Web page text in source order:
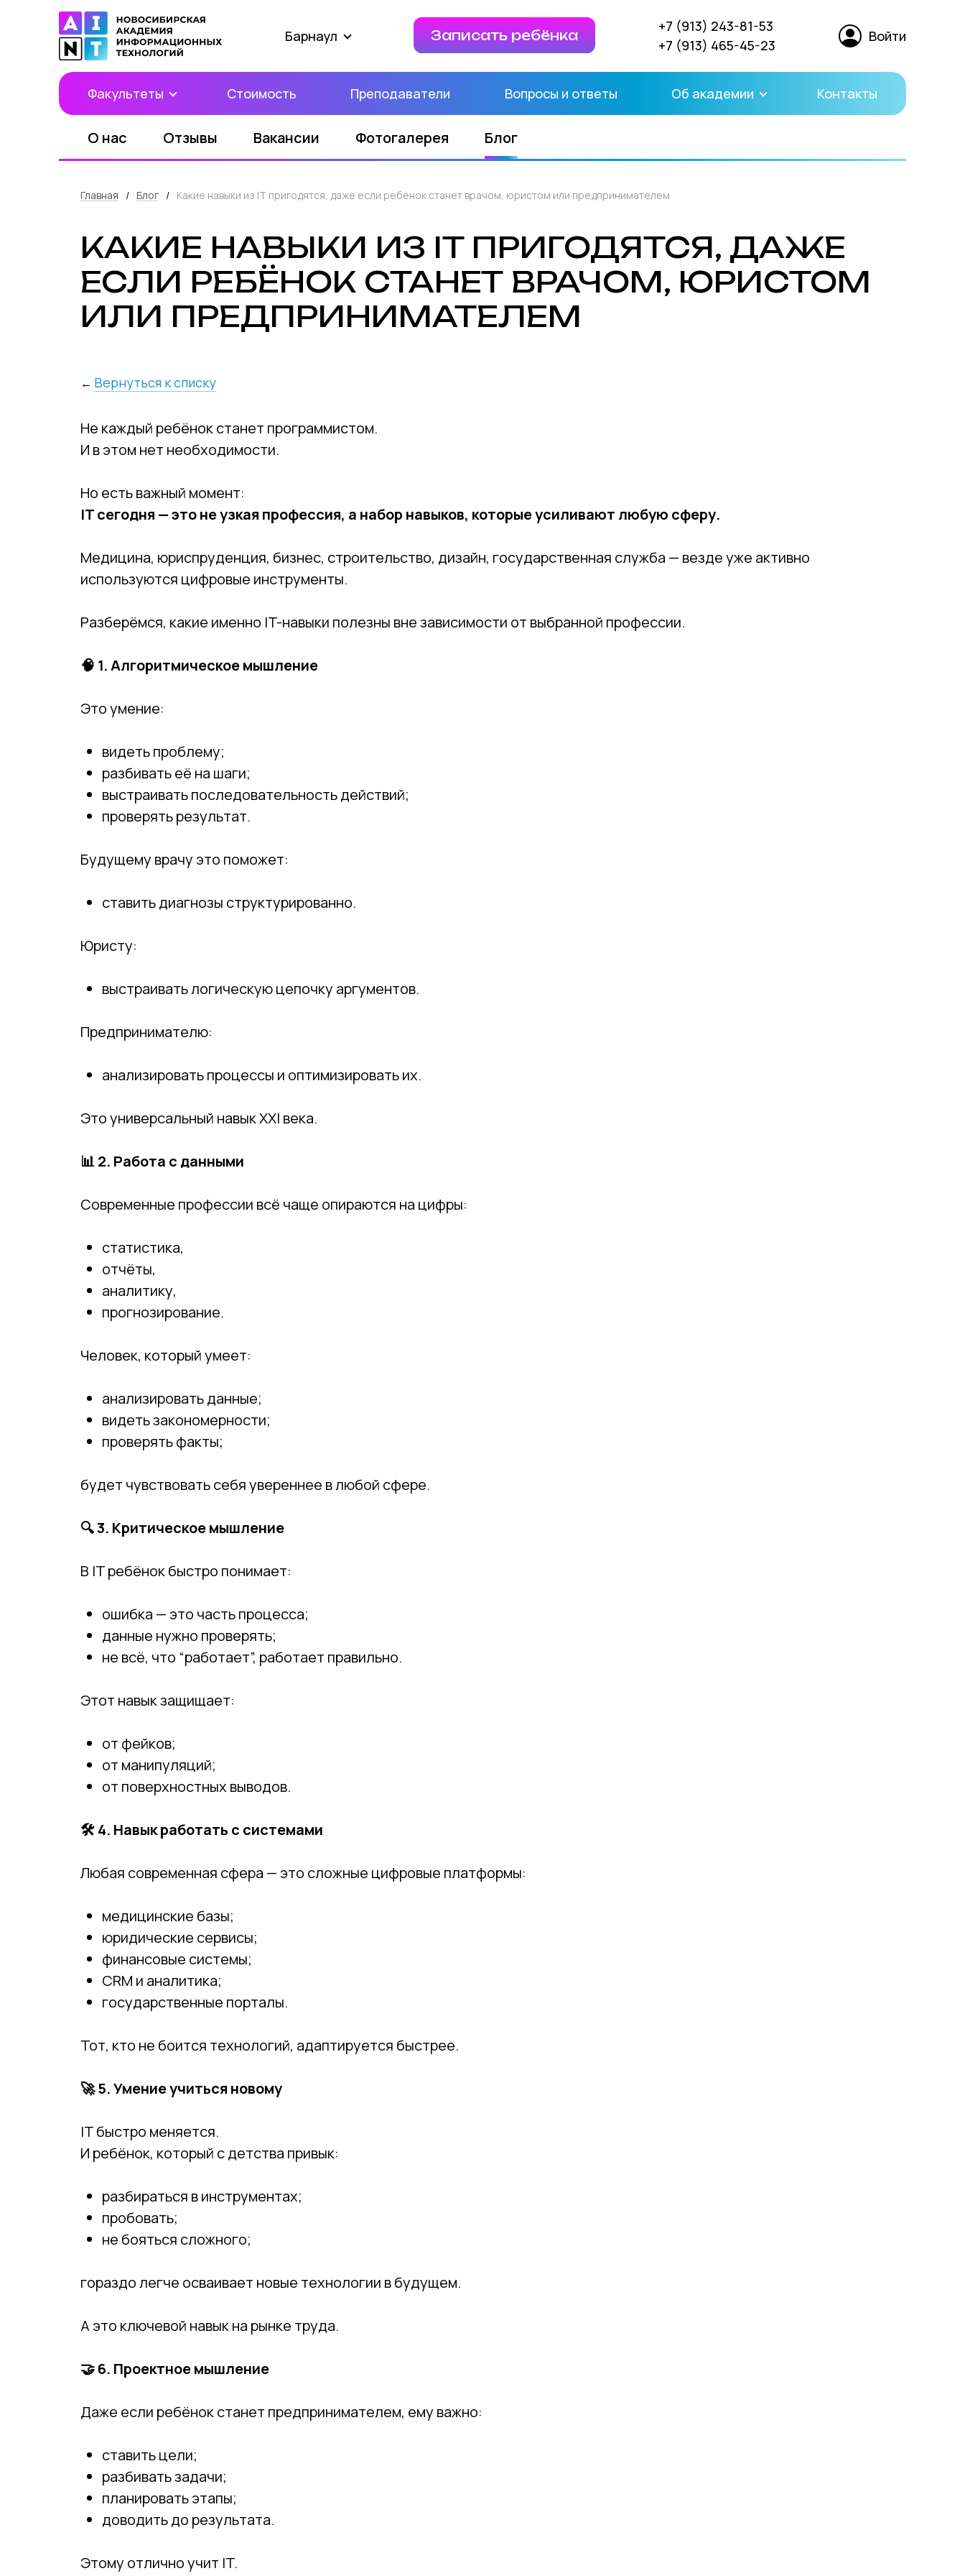
Барнаул Записать ребёнка
+7 (913) 243-81-53
+7 (913) 465-45-23
Войти
Факультеты Стоимость Преподаватели Вопросы и ответы Об академии Контакты
О нас Отзывы Вакансии Фотогалерея Блог
Главная / Блог / Какие навыки из IT пригодятся, даже если ребёнок станет врачом, юристом или предпринимателем
КАКИЕ НАВЫКИ ИЗ IT ПРИГОДЯТСЯ, ДАЖЕ
ЕСЛИ РЕБЁНОК СТАНЕТ ВРАЧОМ, ЮРИСТОМ
ИЛИ ПРЕДПРИНИМАТЕЛЕМ
← Вернуться к списку
Не каждый ребёнок станет программистом.
И в этом нет необходимости.
Но есть важный момент:
IT сегодня — это не узкая профессия, а набор навыков, которые усиливают любую сферу.
Медицина, юриспруденция, бизнес, строительство, дизайн, государственная служба — везде уже активно
используются цифровые инструменты.
Разберёмся, какие именно IT-навыки полезны вне зависимости от выбранной профессии.
🧠 1. Алгоритмическое мышление
Это умение:
видеть проблему;
разбивать её на шаги;
выстраивать последовательность действий;
проверять результат.
Будущему врачу это поможет:
ставить диагнозы структурированно.
Юристу:
выстраивать логическую цепочку аргументов.
Предпринимателю:
анализировать процессы и оптимизировать их.
Это универсальный навык XXI века.
📊2. Работа с данными
Современные профессии всё чаще опираются на цифры:
статистика,
отчёты,
аналитику,
прогнозирование.
Человек, который умеет:
анализировать данные;
видеть закономерности;
проверять факты;
будет чувствовать себя увереннее в любой сфере.
🔍3. Критическое мышление
В IT ребёнок быстро понимает:
ошибка — это часть процесса;
данные нужно проверять;
не всё, что “работает”, работает правильно.
Этот навык защищает:
от фейков;
от манипуляций;
от поверхностных выводов.
🛠4. Навык работать с системами
Любая современная сфера — это сложные цифровые платформы:
медицинские базы;
юридические сервисы;
финансовые системы;
CRM и аналитика;
государственные порталы.
Тот, кто не боится технологий, адаптируется быстрее.
🚀5. Умение учиться новому
IT быстро меняется.
И ребёнок, который с детства привык:
разбираться в инструментах;
пробовать;
не бояться сложного;
гораздо легче осваивает новые технологии в будущем.
А это ключевой навык на рынке труда.
🤝6. Проектное мышление
Даже если ребёнок станет предпринимателем, ему важно:
ставить цели;
разбивать задачи;
планировать этапы;
доводить до результата.
Этому отлично учит IT.